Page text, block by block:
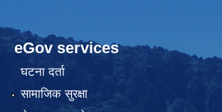
eGov services
घटना दर्ता
सामाजिक सुरक्षा